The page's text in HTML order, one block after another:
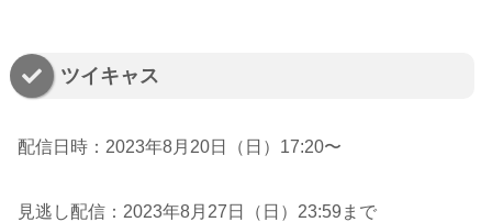
ツイキャス
配信日時：2023年8月20日（日）17:20〜
見逃し配信：2023年8月27日（日）23:59まで